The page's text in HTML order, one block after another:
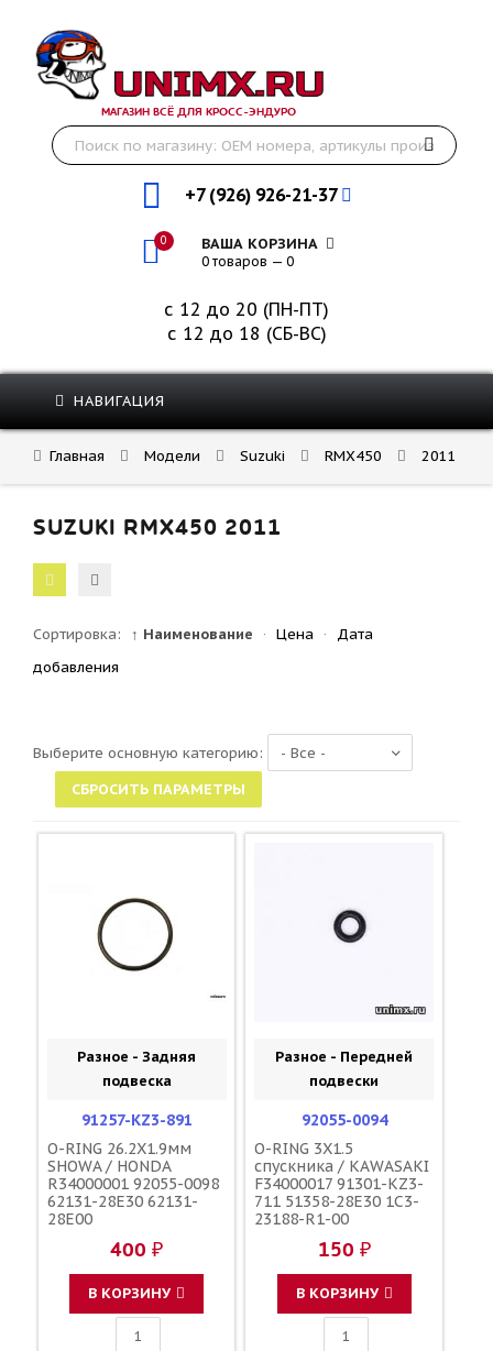
МАГАЗИН ВСЁ ДЛЯ КРОСС-ЭНДУРО
+7 (926) 926-21-37
0 ВАША КОРЗИНА
0 товаров — 0
с 12 до 20 (ПН-ПТ)
с 12 до 18 (СБ-ВС)
НАВИГАЦИЯ
Главная Модели Suzuki RMX450 2011
SUZUKI RMX450 2011
Сортировка: ↑ Наименование · Цена ·
Дата
добавления
Выберите основную категорию:
Разное - Задняя
подвеска
91257-KZ3-891
O-RING 26.2X1.9мм
SHOWA / HONDA
R34000001 92055-0098
62131-28E30 62131-
28E00
400 ₽
В КОРЗИНУ
Разное - Передней
подвески
92055-0094
O-RING 3X1.5
спускника / KAWASAKI
F34000017 91301-KZ3-
711 51358-28E30 1C3-
23188-R1-00
150 ₽
В КОРЗИНУ